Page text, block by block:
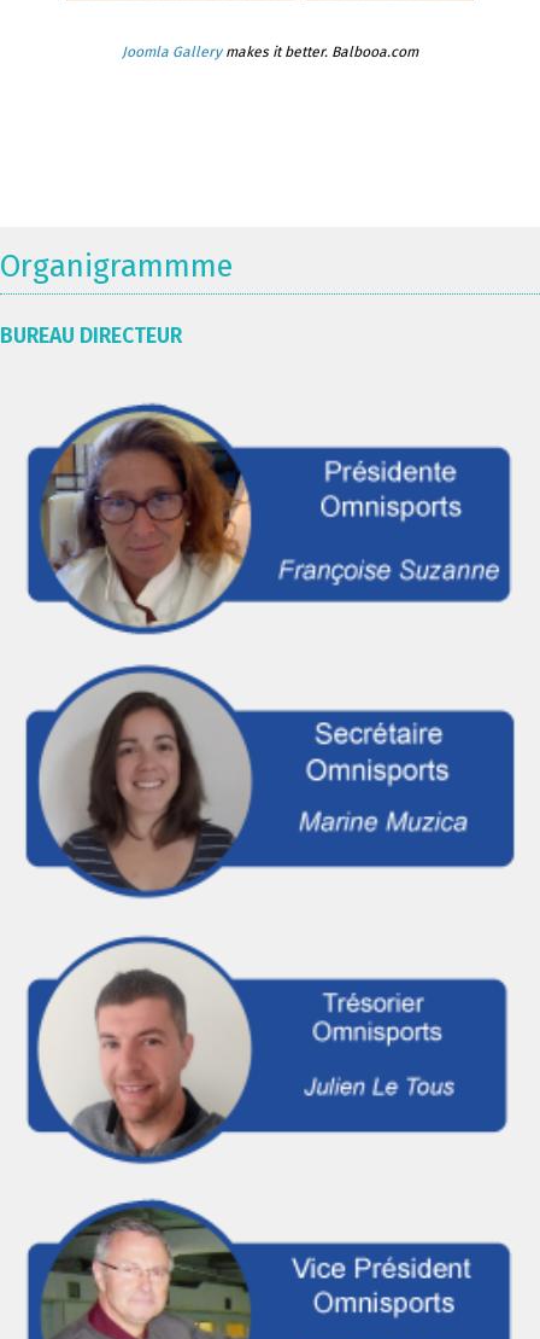
Joomla Gallerymakes it better. Balbooa.com
Organigrammme
BUREAU DIRECTEUR